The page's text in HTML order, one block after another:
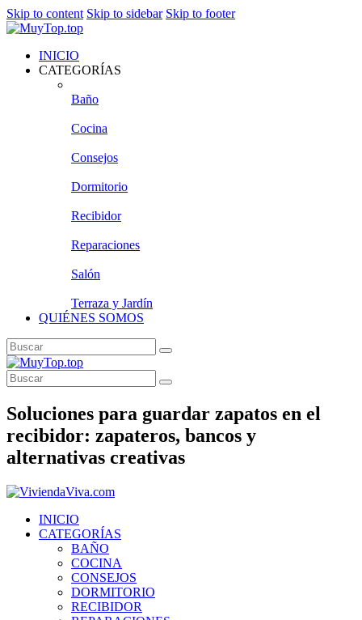
Skip to content Skip to sidebar Skip to footer
INICIO
CATEGORÍAS
Baño
Cocina
Consejos
Dormitorio
Recibidor
Reparaciones
Salón
Terraza y Jardín
QUIÉNES SOMOS
Soluciones para guardar zapatos en el
recibidor: zapateros, bancos y
alternativas creativas
INICIO
CATEGORÍAS
BAÑO
COCINA
CONSEJOS
DORMITORIO
RECIBIDOR